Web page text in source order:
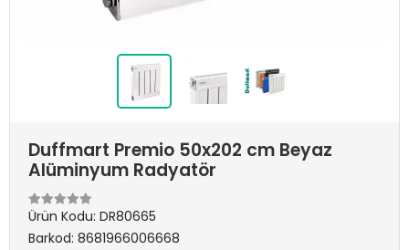
Duffmart Premio 50x202 cm Beyaz
Alüminyum Radyatör
Ürün Kodu: DR80665
Barkod: 8681966006668